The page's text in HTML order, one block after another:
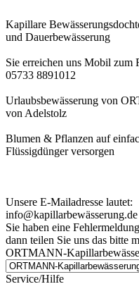
Kapillare
und Dauerbewässerung
Sie erreichen uns Mobil zum
05733 8891012
Urlaubsbewässerung von
von Adelstolz
Blumen & Pflanzen auf
Flüssigdünger versorgen
Unsere E-Mailadresse lautet:
info@kapillarbewässerung.de
Sie haben eine
dann teilen Sie uns das bitte
ORTMANN-
Service/Hilfe